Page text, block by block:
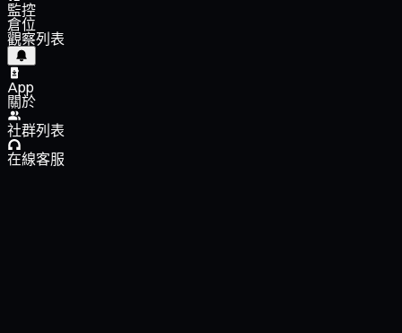
監控
倉位
觀察列表
App
關於
社群列表
在線客服